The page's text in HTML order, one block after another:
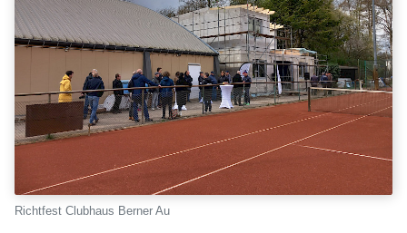
Richtfest Clubhaus Berner Au